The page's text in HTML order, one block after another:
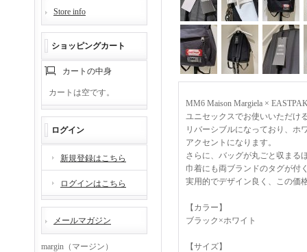
Store info
ショッピングカート
カートの中身
カートは空です。
ログイン
新規登録はこちら
ログインはこちら
メールマガジン
margin（マージン）
MM6 Maison Margiela ×
ユニセックスでお使いいただけ
リバーシブルになっており、ホ
アクセントになります。
さらに、バッグが丸ごと収まる
巾着にも両ブランドのタグが付
実用的でデザイン良く、この価
【カラー】
ブラック×ホワイト
【サイズ】